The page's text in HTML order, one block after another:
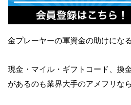
金プレーヤーの軍資金の助けにな
現金・マイル・ギフトコード、換
があるのも業界大手のアメフリなら